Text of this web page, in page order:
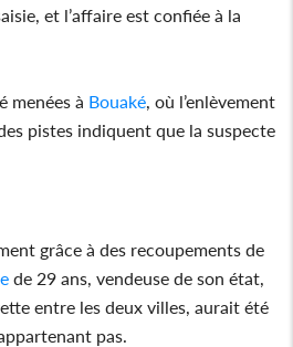
et l’affaire est confiée à la
menées à Bouaké , où l’enlèvement
des pistes indiquent que la suspecte
grâce à des recoupements de
de 29 ans, vendeuse de son état,
entre les deux villes, aurait été
pas.